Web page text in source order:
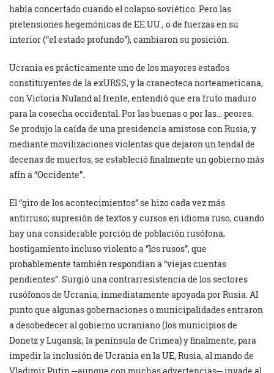
había concertado cuando el colapso soviético. Pero las
pretensiones hegemónicas de EE.UU., o de fuerzas en su
interior (“el estado profundo”), cambiaron su posición.
Ucrania es prácticamente uno de los mayores estados
constituyentes de la exURSS, y la craneoteca norteamericana,
con Victoria Nuland al frente, entendió que era fruto maduro
para la cosecha occidental. Por las buenas o por las… peores.
Se produjo la caída de una presidencia amistosa con Rusia, y
mediante movilizaciones violentas que dejaron un tendal de
decenas de muertos, se estableció finalmente un gobierno más
afín a “Occidente”.
El “giro de los acontecimientos” se hizo cada vez más
antirruso; supresión de textos y cursos en idioma ruso, cuando
hay una considerable porción de población rusófona,
hostigamiento incluso violento a “los rusos”, que
probablemente también respondían a “viejas cuentas
pendientes”. Surgió una contrarresistencia de los sectores
rusófonos de Ucrania, inmediatamente apoyada por Rusia. Al
punto que algunas gobernaciones o municipalidades entraron
a desobedecer al gobierno ucraniano (los municipios de
Donetz y Lugansk, la península de Crimea) y finalmente, para
impedir la inclusión de Ucrania en la UE, Rusia, al mando de